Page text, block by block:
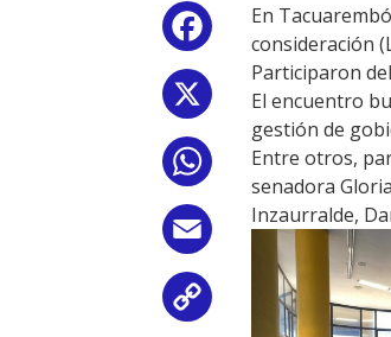
Facebook
WhatsApp
Email
En
consideración
Participaron
El encuentro
gestión de
Entre otros,
senadora
Inzaurralde,